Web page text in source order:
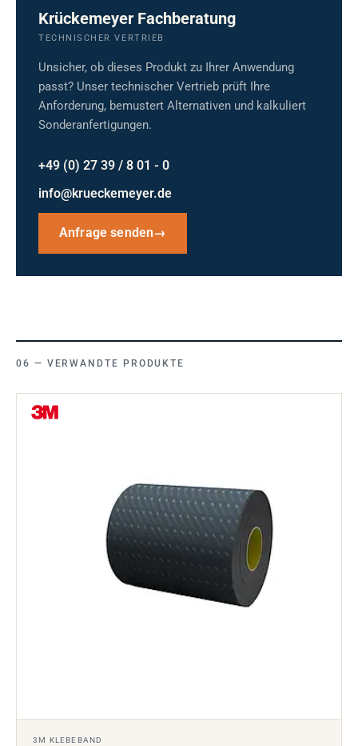
Krückemeyer Fachberatung
TECHNISCHER VERTRIEB
Unsicher, ob dieses Produkt zu Ihrer Anwendung
passt? Unser technischer Vertrieb prüft Ihre
Anforderung, bemustert Alternativen und kalkuliert
Sonderanfertigungen.
+49 (0) 27 39 / 8 01 - 0
info@krueckemeyer.de
Anfrage senden→
VERWANDTE PRODUKTE
3M KLEBEBAND